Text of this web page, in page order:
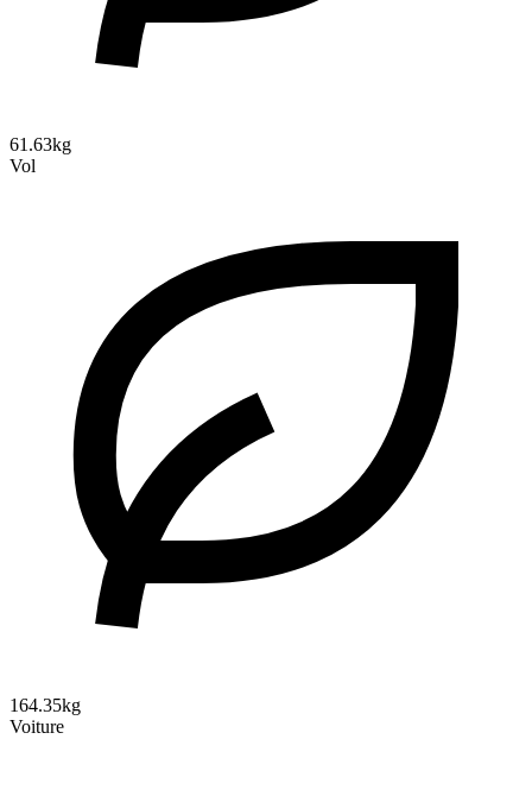
61.63kg
Vol
164.35kg
Voiture